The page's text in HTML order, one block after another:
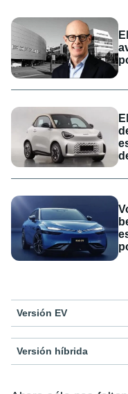
Versión EV
Versión híbrida